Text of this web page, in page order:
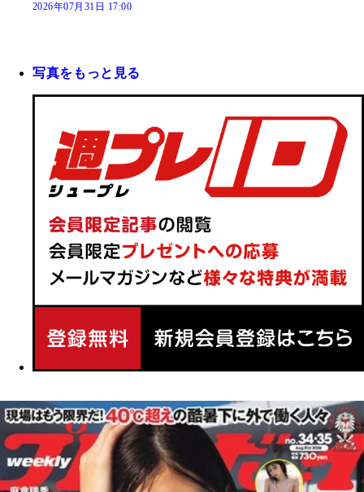
2026年07月31日 17:00
写真をもっと見る